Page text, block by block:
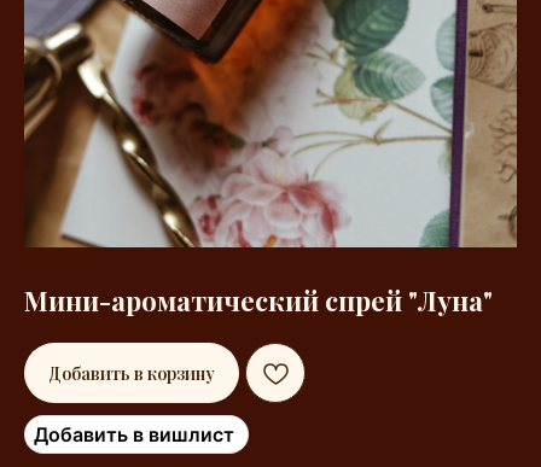
Мини-ароматический спрей "Луна"
Добавить в корзину
Добавить в вишлист